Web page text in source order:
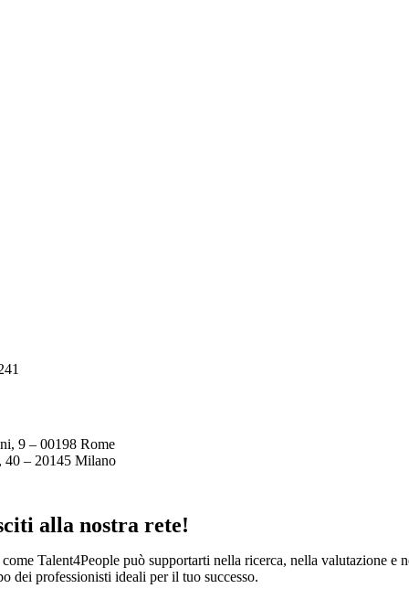
9 – 00198 Rome
40 – 20145 Milano
alla nostra rete!
Talent4People può supportarti nella ricerca, nella valutazione e
dei professionisti ideali per il tuo successo.